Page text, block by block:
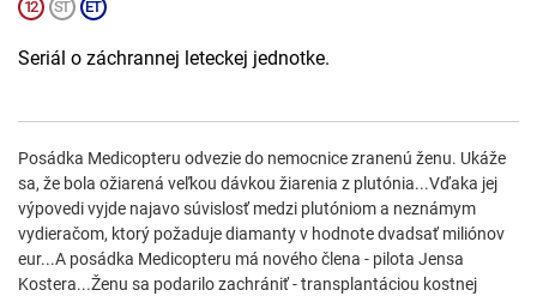
Seriál o záchrannej leteckej jednotke.
Posádka Medicopteru odvezie do nemocnice zranenú ženu. Ukáže
sa, že bola ožiarená veľkou dávkou žiarenia z plutónia...Vďaka jej
výpovedi vyjde najavo súvislosť medzi plutóniom a neznámym
vydieračom, ktorý požaduje diamanty v hodnote dvadsať miliónov
eur...A posádka Medicopteru má nového člena - pilota Jensa
Kostera...Ženu sa podarilo zachrániť - transplantáciou kostnej